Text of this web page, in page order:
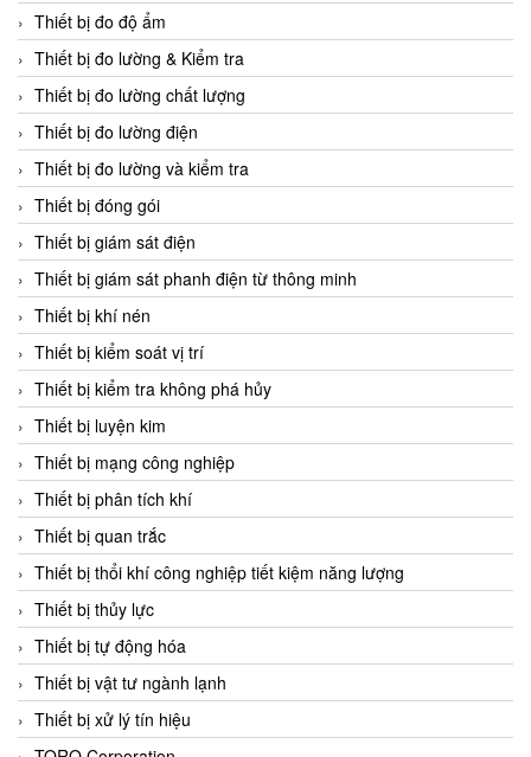
CHAUVIN ARNOUX
Checkline
Chino
Chiyoda Seiki
Chiyoda-Tsusho
Chongqing Huaneng
Chromalox
ChuanYi
CIC
Clage
Clake Fololo
Clark Cooper
CMC Ventilazione
Coax Valves Inc
Codel
Cofimco
Coltraco
Comat Releco
Comax
COMETECH VietNam
Thiết bị đo độ ẩm
Thiết bị đo lường & Kiểm tra
Thiết bị đo lường chất lượng
Thiết bị đo lường điện
Thiết bị đo lường và kiểm tra
Thiết bị đóng gói
Thiết bị giám sát điện
Thiết bị giám sát phanh điện từ thông minh
Thiết bị khí nén
Thiết bị kiểm soát vị trí
Thiết bị kiểm tra không phá hủy
Thiết bị luyện kim
Thiết bị mạng công nghiệp
Thiết bị phân tích khí
Thiết bị quan trắc
Thiết bị thổi khí công nghiệp tiết kiệm năng lượng
Thiết bị thủy lực
Thiết bị tự động hóa
Thiết bị vật tư ngành lạnh
Thiết bị xử lý tín hiệu